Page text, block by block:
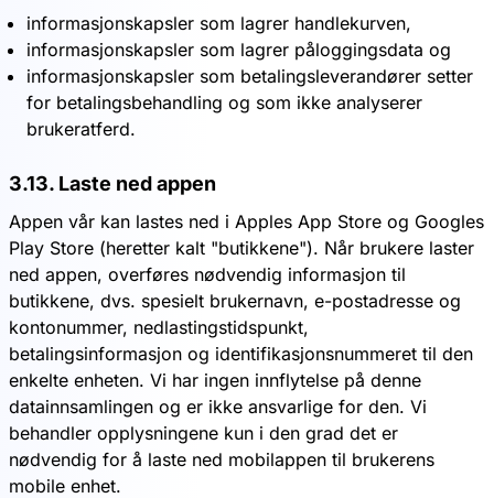
informasjonskapsler som lagrer handlekurven,
informasjonskapsler som lagrer påloggingsdata og
informasjonskapsler som betalingsleverandører setter
for betalingsbehandling og som ikke analyserer
brukeratferd.
3.13. Laste ned appen
Appen vår kan lastes ned i Apples App Store og Googles
Play Store (heretter kalt "butikkene"). Når brukere laster
ned appen, overføres nødvendig informasjon til
butikkene, dvs. spesielt brukernavn, e-postadresse og
kontonummer, nedlastingstidspunkt,
betalingsinformasjon og identifikasjonsnummeret til den
enkelte enheten. Vi har ingen innflytelse på denne
datainnsamlingen og er ikke ansvarlige for den. Vi
behandler opplysningene kun i den grad det er
nødvendig for å laste ned mobilappen til brukerens
mobile enhet.